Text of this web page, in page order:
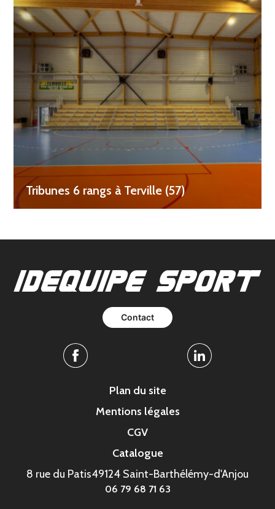
Tribunes 6 rangs à Terville (57)
Contact
Facebook Linkedin
Plan du site
Mentions légales
CGV
Catalogue
8 rue du Patis49124 Saint-Barthélémy-d'Anjou
06 79 68 71 63